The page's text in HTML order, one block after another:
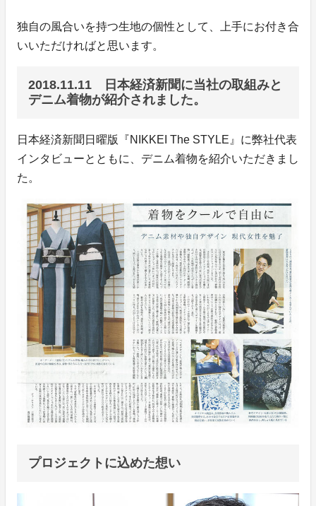
独自の風合いを持つ生地の個性として、上手にお付き合
いいただければと思います。
2018.11.11 日本経済新聞に当社の取組みと
デニム着物が紹介されました。
日本経済新聞日曜版『NIKKEI The STYLE』に弊社代表
インタビューとともに、デニム着物を紹介いただきまし
た。
プロジェクトに込めた想い